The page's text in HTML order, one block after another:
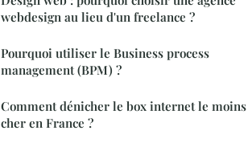
webdesign au lieu d'un freelance ?
Pourquoi utiliser le Business process
management (BPM) ?
Comment dénicher le box internet le moins
cher en France ?